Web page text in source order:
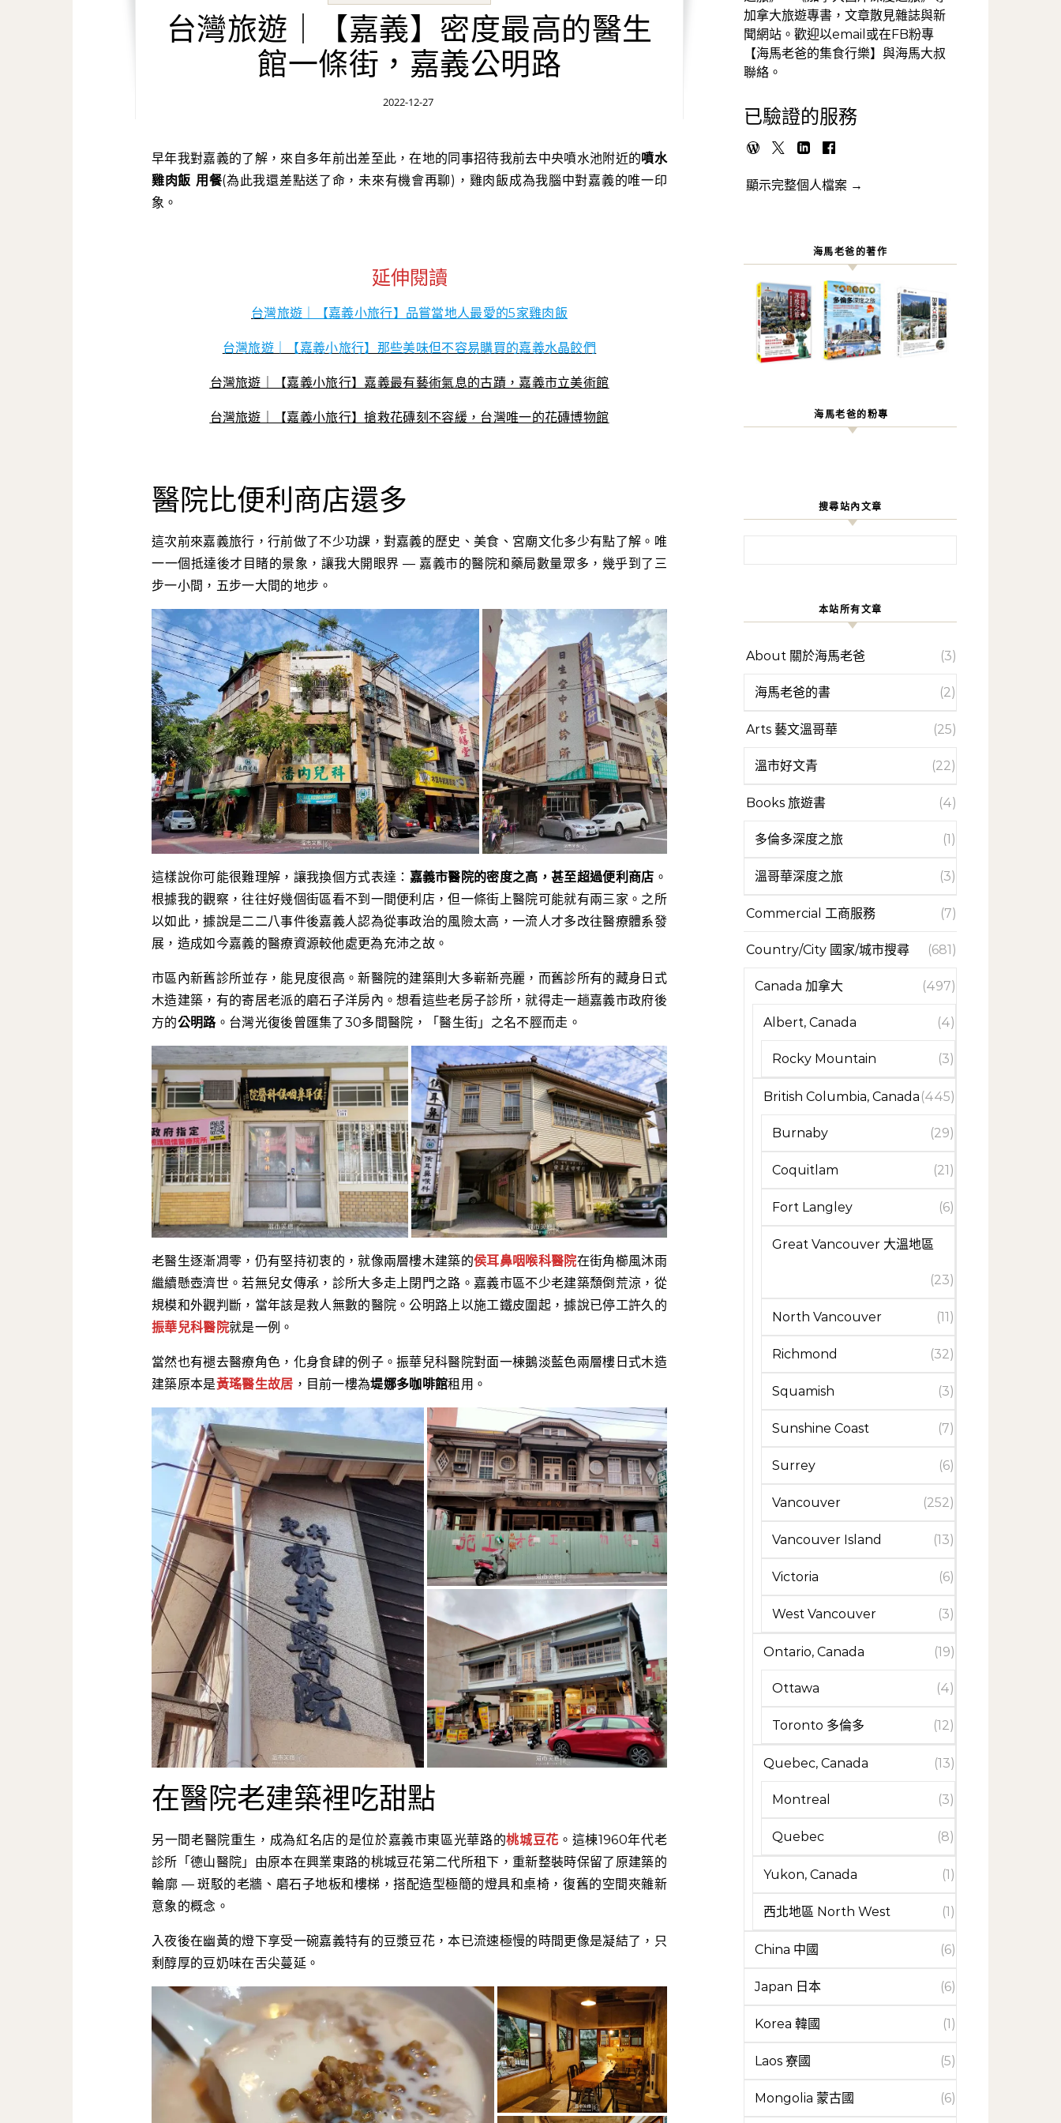
台灣旅遊｜【嘉義】密度最高的醫生
館一條街，嘉義公明路
2022-12-27
早年我對嘉義的了解，來自多年前出差至此，在地的同事招待我前去中央噴水池附近的噴水
雞肉飯 用餐(為此我還差點送了命，未來有機會再聊)，雞肉飯成為我腦中對嘉義的唯一印
象。
延伸閱讀
台灣旅遊｜【嘉義小旅行】品嘗當地人最愛的5家雞肉飯
台灣旅遊｜【嘉義小旅行】那些美味但不容易購買的嘉義水晶餃們
台灣旅遊｜【嘉義小旅行】嘉義最有藝術氣息的古蹟，嘉義市立美術館
台灣旅遊｜【嘉義小旅行】搶救花磚刻不容緩，台灣唯一的花磚博物館
醫院比便利商店還多
這次前來嘉義旅行，行前做了不少功課，對嘉義的歷史、美食、宮廟文化多少有點了解。唯
一一個抵達後才目睹的景象，讓我大開眼界 — 嘉義市的醫院和藥局數量眾多，幾乎到了三
步一小間，五步一大間的地步。
這樣說你可能很難理解，讓我換個方式表達： 嘉義市醫院的密度之高，甚至超過便利商店 。
根據我的觀察，往往好幾個街區看不到一間便利店，但一條街上醫院可能就有兩三家。之所
以如此，據說是二二八事件後嘉義人認為從事政治的風險太高，一流人才多改往醫療體系發
展，造成如今嘉義的醫療資源較他處更為充沛之故。
市區內新舊診所並存，能見度很高。新醫院的建築則大多嶄新亮麗，而舊診所有的藏身日式
木造建築，有的寄居老派的磨石子洋房內。想看這些老房子診所，就得走一趟嘉義市政府後
方的公明路。台灣光復後曾匯集了30多間醫院，「醫生街」之名不脛而走。
老醫生逐漸凋零，仍有堅持初衷的，就像兩層樓木建築的侯耳鼻咽喉科醫院在街角櫛風沐雨
繼續懸壺濟世。若無兒女傳承，診所大多走上閉門之路。嘉義市區不少老建築頹倒荒涼，從
規模和外觀判斷，當年該是救人無數的醫院。公明路上以施工鐵皮圍起，據說已停工許久的
振華兒科醫院就是一例。
當然也有褪去醫療角色，化身食肆的例子。振華兒科醫院對面一棟鵝淡藍色兩層樓日式木造
建築原本是黃瑤醫生故居 ，目前一樓為堤娜多咖啡館租用。
在醫院老建築裡吃甜點
另一間老醫院重生，成為紅名店的是位於嘉義市東區光華路的桃城豆花 。這棟1960年代老
診所「德山醫院」由原本在興業東路的桃城豆花第二代所租下，重新整裝時保留了原建築的
輪廓 — 斑駁的老牆、磨石子地板和樓梯，搭配造型極簡的燈具和桌椅，復舊的空間夾雜新
意象的概念。
入夜後在幽黃的燈下享受一碗嘉義特有的豆漿豆花，本已流速極慢的時間更像是凝結了，只
剩醇厚的豆奶味在舌尖蔓延。
加拿大旅遊專書，文章散見雜誌與新
聞網站。歡迎以email或在FB粉專
【海馬老爸的集食行樂】與海馬大叔
聯絡。
已驗證的服務
顯示完整個人檔案 →
海馬老爸的著作
海馬老爸的粉專
搜尋站內文章
本站所有文章
About 關於海馬老爸 (3)
海馬老爸的書 (2)
Arts 藝文溫哥華 (25)
溫市好文青 (22)
Books 旅遊書 (4)
多倫多深度之旅 (1)
溫哥華深度之旅 (3)
Commercial 工商服務 (7)
Country/City 國家/城市搜尋 (681)
Canada 加拿大 (497)
Albert, Canada (4)
Rocky Mountain (3)
British Columbia, Canada (445)
Burnaby (29)
Coquitlam (21)
Fort Langley (6)
Great Vancouver 大溫地區
(23)
North Vancouver (11)
Richmond (32)
Squamish (3)
Sunshine Coast (7)
Surrey (6)
Vancouver (252)
Vancouver Island (13)
Victoria (6)
West Vancouver (3)
Ontario, Canada (19)
Ottawa (4)
Toronto 多倫多 (12)
Quebec, Canada (13)
Montreal (3)
Quebec (8)
Yukon, Canada (1)
西北地區 North West (1)
China 中國 (6)
Japan 日本 (6)
Korea 韓國 (1)
Laos 寮國 (5)
Mongolia 蒙古國 (6)